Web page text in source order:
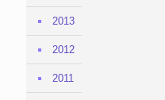
2013
2012
2011